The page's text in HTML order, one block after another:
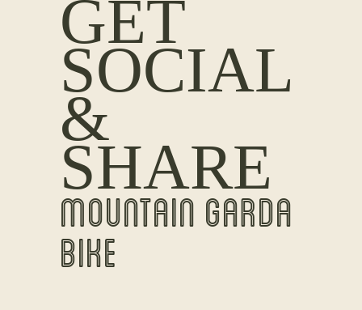
GET
SOCIAL
&
SHARE
MOUNTAIN GARDA
BIKE